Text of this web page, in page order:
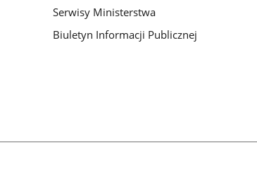
Serwisy Ministerstwa
Biuletyn Informacji Publicznej